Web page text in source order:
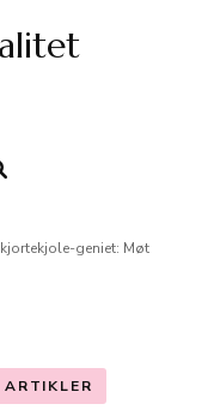
geniet: Møt